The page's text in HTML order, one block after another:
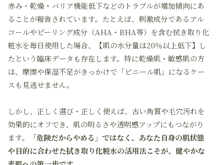
赤み・乾燥・バリア機能低下などのトラブルが増加傾向にあ
ることが報告されています。たとえば、刺激成分であるアル
コールやピーリング成分（AHA・BHA等）を含む拭き取り化
粧水を毎日使用した場合、【肌の水分量は20％以上低下】し
たという臨床データも存在します。特に乾燥肌・敏感肌の方
は、摩擦や保湿不足がきっかけで「ビニール肌」になるケー
スも見逃せません。
しかし、正しく選び・正しく使えば、古い角質や毛穴汚れを
効果的にオフでき、肌の明るさや透明感アップにもつながり
ます。
「危険だからやめる」ではなく、あなた自身の肌状態
や目的に合わせた拭き取り化粧水の活用法こそが、健やかな